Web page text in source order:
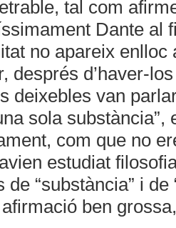
tal com
Dante al
no apareix enlloc
després d’haver-
deixebles van
sola substància”,
com que no
estudiat
“substància” i de
ben